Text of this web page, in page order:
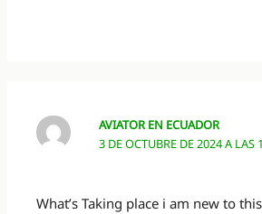
AVIATOR EN ECUADOR
3 DE OCTUBRE DE 2024 A LAS
What’s Taking place i am new to